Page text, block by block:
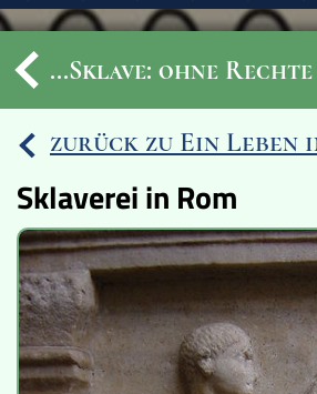
Termine
Ereignisse
Lucys
Karte
Quiz
Memospiel
...Sklave: ohne Rechte
zurück zu Ein Leben
Sklaverei in Rom